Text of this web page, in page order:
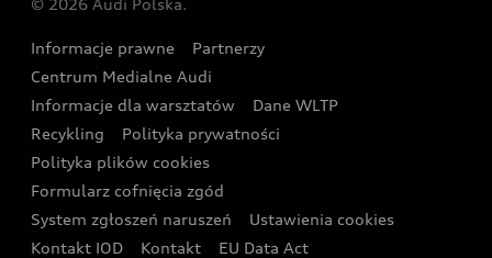
Wyszukaj najbliższego Partnera Audi
Oferta dla przedsiębiorców
Oferta dla klientów prywatnych
Kalkulator rat
Ubezpieczenie
Zasięg
Gwarancja
Akcje serwisowe Audi
Katalog online akcesoriów
Audi i Muzeum Sztuki Nowoczesnej w Warszawie
Audi driving experience
Audi quattro Cup
Audi i Puchar Świata w Skokach Narciarskich w
Zakopanem
© 2026 Audi Polska.
Informacje prawne
Partnerzy
Centrum Medialne Audi
Informacje dla warsztatów
Dane WLTP
Recykling
Polityka prywatności
Polityka plików cookies
Formularz cofnięcia zgód
System zgłoszeń naruszeń
Ustawienia cookies
Kontakt IOD
Kontakt EU Data Act